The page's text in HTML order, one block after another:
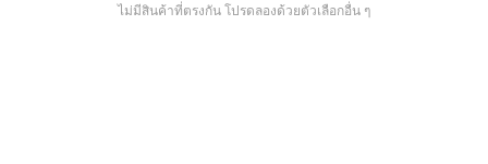
ไม่มีสินค้าที่ตรงกัน โปรดลองด้วยตัวเลือกอื่น ๆ